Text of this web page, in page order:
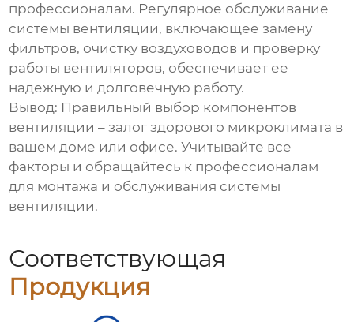
профессионалам. Регулярное обслуживание
системы вентиляции, включающее замену
фильтров, очистку воздуховодов и проверку
работы вентиляторов, обеспечивает ее
надежную и долговечную работу.
Вывод: Правильный выбор компонентов
вентиляции – залог здорового микроклимата в
вашем доме или офисе. Учитывайте все
факторы и обращайтесь к профессионалам
для монтажа и обслуживания системы
вентиляции.
Соответствующая
Продукция